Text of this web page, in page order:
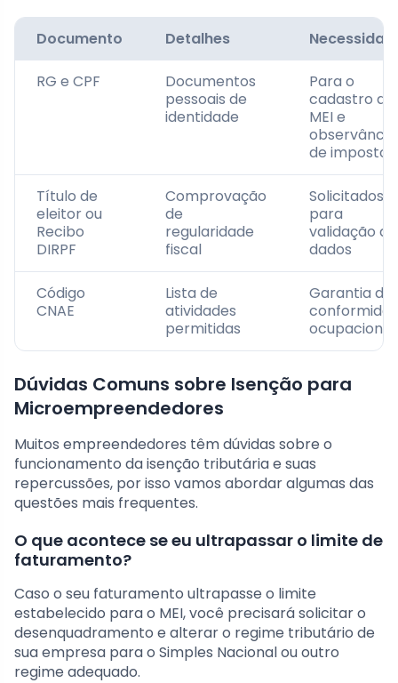
Documento Detalhes
RG e CPF
Documentos
pessoais de
identidade
Para o
cadastro do
MEI e
observância
de impostos
Título de
eleitor ou
Recibo
DIRPF
Comprovação
de
regularidade
fiscal
Solicitados
para
validação de
dados
Código
CNAE
Lista de
atividades
permitidas
Garantia de
ocupacional
Dúvidas Comuns sobre Isenção para
Microempreendedores
Muitos empreendedores têm dúvidas sobre o
funcionamento da isenção tributária e suas
repercussões, por isso vamos abordar algumas das
questões mais frequentes.
O que acontece se eu ultrapassar o limite de
faturamento?
Caso o seu faturamento ultrapasse o limite
estabelecido para o MEI, você precisará solicitar o
desenquadramento e alterar o regime tributário de
sua empresa para o Simples Nacional ou outro
regime adequado.